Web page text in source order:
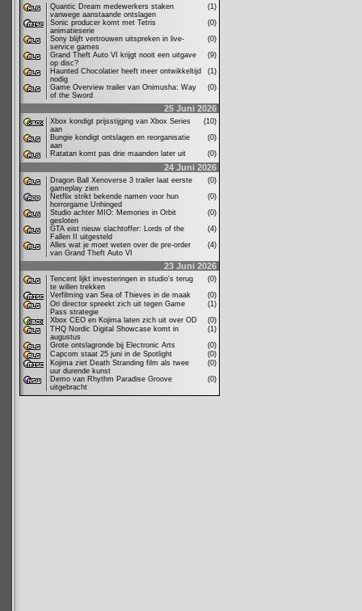
Quantic Dream medewerkers staken
vanwege aanstaande ontslagen
(1)
Sonic producer komt met Tetris
animatieserie
(0)
Sony blijft vertrouwen uitspreken in live-
service games
(0)
Grand Theft Auto VI krijgt nooit een uitgave
op disc?
(9)
Haunted Chocolatier heeft meer ontwikkeltijd
nodig
(1)
Game Overview trailer van Onimusha: Way
of the Sword
(0)
25 Juni 2026
Xbox kondigt prijsstijging van Xbox Series
aan
(10)
Bungie kondigt ontslagen en reorganisatie
aan
(0)
Ratatan komt pas drie maanden later uit
(0)
24 Juni 2026
Dragon Ball Xenoverse 3 trailer laat eerste
gameplay zien
(0)
Netflix strikt bekende namen voor hun
horrorgame Unhinged
(0)
Studio achter MIO: Memories in Orbit
gesloten
(0)
GTA eist nieuw slachtoffer: Lords of the
Fallen II uitgesteld
(4)
Alles wat je moet weten over de pre-order
van Grand Theft Auto VI
(4)
23 Juni 2026
Tencent lijkt investeringen in studio's terug
te willen trekken
(0)
Verfilming van Sea of Thieves in de maak
(0)
Ori director spreekt zich uit tegen Game
Pass strategie
(1)
Xbox CEO en Kojima laten zich uit over OD
(0)
THQ Nordic Digital Showcase komt in
augustus
(1)
Grote ontslagronde bij Electronic Arts
(0)
Capcom staat 25 juni in de Spotlight
(0)
Kojima ziet Death Stranding film als twee
uur durende kunst
(0)
Demo van Rhythm Paradise Groove
uitgebracht
(0)